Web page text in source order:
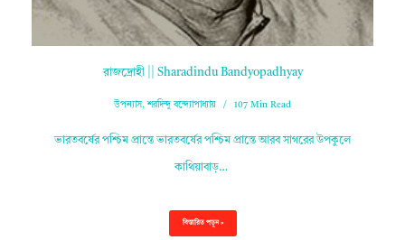
রাজদ্রোহী || Sharadindu Bandyopadhyay
উপন্যাস,শরদিন্দু বন্দ্যোপাধ্যায় 107 Min Read
ভারতবর্ষের পশ্চিম প্রান্তে ভারতবর্ষের পশ্চিম প্রান্তে আরব সাগরের উপকুলে
কাথিয়াবাড়…
বিস্তারিত পড়ুন »